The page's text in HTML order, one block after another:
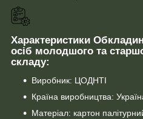
Характеристики
осіб молодшого та
складу:
Виробник: ЦОДНТІ
Країна виробництва:
Матеріал: картон